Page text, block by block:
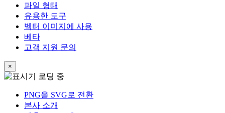
파일 형태
유용한 도구
벡터 이미지에 사용
베타
고객 지원 문의
×
PNG을 SVG로 전환
본사 소개